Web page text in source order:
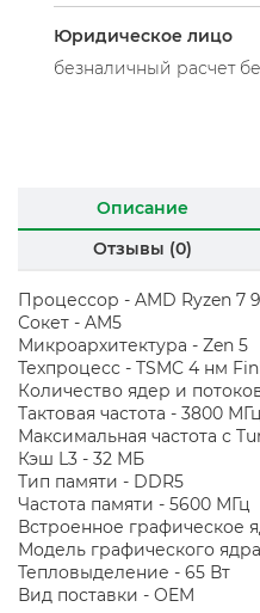
Юридическое лицо
безналичный расчет
Описание
Отзывы (0)
Процессор - AMD Ryzen 7
Сокет - AM5
Микроархитектура - Zen 5
Техпроцесс - TSMC 4 нм
Количество ядер и
Тактовая частота - 3800 МГц
Максимальная частота с
Кэш L3 - 32 МБ
Тип памяти - DDR5
Частота памяти - 5600 МГц
Встроенное графическое
Модель графического
Тепловыделение - 65 Вт
Вид поставки - OEM